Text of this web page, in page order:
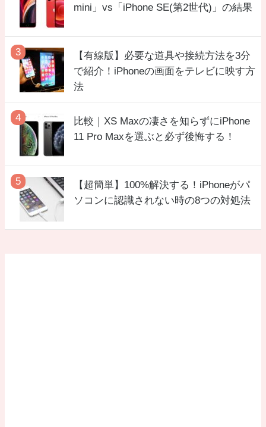
mini」vs「iPhone SE(第2世代)」の結果
【有線版】必要な道具や接続方法を3分
で紹介！iPhoneの画面をテレビに映す方
法
比較｜XS Maxの凄さを知らずにiPhone
11 Pro Maxを選ぶと必ず後悔する！
【超簡単】100%解決する！iPhoneがパ
ソコンに認識されない時の8つの対処法